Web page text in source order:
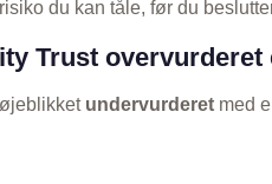
du kan tåle, før du
Trust
undervurderet med